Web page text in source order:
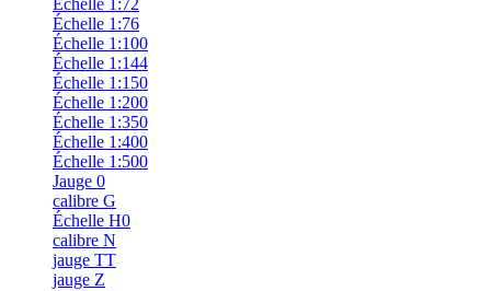
Échelle 1:72
Échelle 1:76
Échelle 1:100
Échelle 1:144
Échelle 1:150
Échelle 1:200
Échelle 1:350
Échelle 1:400
Échelle 1:500
Jauge 0
calibre G
Échelle H0
calibre N
jauge TT
jauge Z